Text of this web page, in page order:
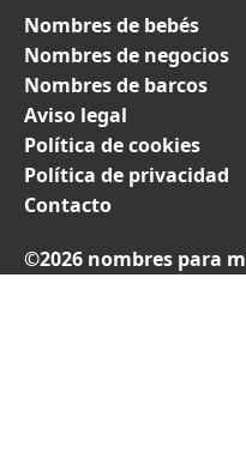
Nombres de bebés
Nombres de negocios
Nombres de barcos
Aviso legal
Política de cookies
Política de privacidad
Contacto
©2026 nombres para